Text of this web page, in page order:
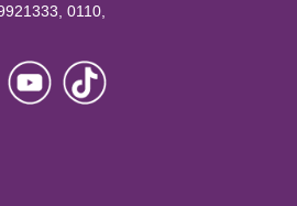
0110,